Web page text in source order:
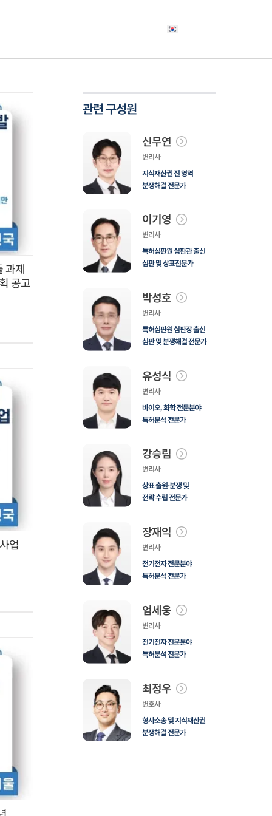
과제
공고
업
관련 구성원
신무연
변리사
지식재산권 전 영역
분쟁해결 전문가
이기영
변리사
특허심판원 심판관 출신
심판 및 상표전문가
박성호
변리사
특허심판원 심판장 출신
심판 및 분쟁해결 전문가
유성식
변리사
바이오, 화학 전문분야
특허분석 전문가
강승림
변리사
상표 출원·분쟁 및
전략 수립 전문가
장재익
변리사
전기전자 전문분야
특허분석 전문가
엄세웅
변리사
전기전자 전문분야
특허분석 전문가
최정우
변호사
형사소송 및 지식재산권
분쟁해결 전문가